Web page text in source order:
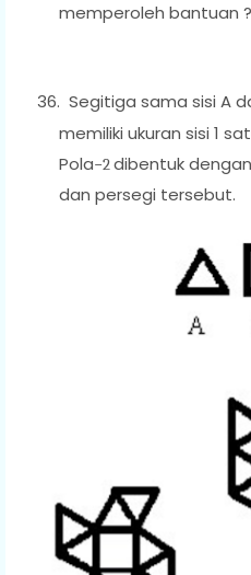
memperoleh bantuan ?
36. Segitiga sama sisi A
memiliki ukuran sisi 1
Pola−2dibentuk
dan persegi tersebut.